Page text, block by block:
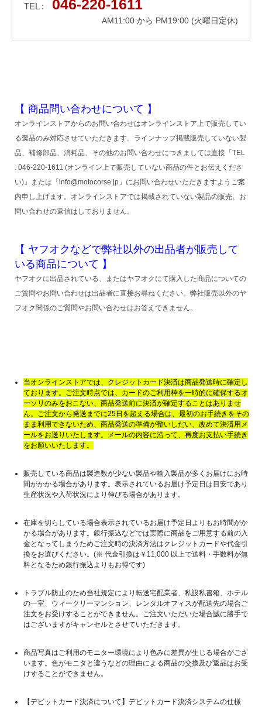
TEL : 046-220-1611
AM11:00 から PM19:00 (火曜日定休)
【 商品問い合わせについて 】
オンラインストアからのお問い合わせはオンラインストア上で販売してい
る製品のみ対応させていただきます。ラインナップ掲載販売していない製
品、補修部品、消耗品、その他のお問い合わせにつきましては直接「TEL
: 046-220-1611 (オンライン上で販売していない商品の件とお伝えくださ
い)」または「info@motocorse.jp」にお問い合わせいただきますようご案
内申し上げます。オンラインストアでは掲載されていない製品の販売、お
問い合わせの返信はしておりません。
【 ヤフオクなどで弊社以外の出品者が販売して
いる商品について 】
ヤフオクに出品されている、またはヤフオクにて購入した商品についての
ご質問やお問い合わせは出品者に直接お尋ねください。弊社販売以外のヤ
フオク関係のご質問やお問い合わせはお答えできません。
当オンラインストアでは、クレジットカード決済は商品発送時に確定し
ております。ご注文時点では、カードのご利用枠を一時的に確保するオ
ーソリのみをおこない、商品発送前に決済が確定することはありませ
ん。ご注文から発送までに25日を超える場合は、最初のお手続きをその
まま利用できないため、商品発送の準備が整いしだい、改めて決済用メ
ールをお送りいたします。メールの内容に沿って、再度お支払い手続き
をお願いいたします。
販売している商品は製造数が少ない製品や輸入製品が多くお届けにお時
間がかかる場合があります。表示されているお届け予定日は目安であり
生産状況や入荷状況により伸びる場合があります。
在庫を切らしている場合表示されているお届け予定日よりもお時間がか
かる場合があります。銀行振込などでは実際に商品をご用意する前の入
金となってしまうためご注文時の決済方法はクレジットカードや代金引
換をお選びください。(※ 代金引換は￥11,000 以上で送料・手数料が無
料となるため銀行振込よりもお得です)
トラブル防止のため当社規定により転送宅配業者、私設私書箱、ホテル
の一室、ウィークリーマンション、レンタルオフィスが配送先の場合ご
注文をお受けすることができません。ご注文いただいた場合誠に勝手で
はございますがキャンセルとさせていただきます。
商品写真はご利用のモニター環境により色みに差異が生じる場合がござ
います。色がモニタと違うなどの理由による商品の交換及び返品はお受
けすることができません。
【デビットカード決済について】デビットカード決済システムの仕様